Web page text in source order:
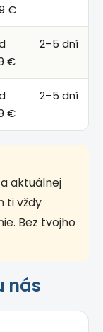
€
€
2–5 dní
€
2–5 dní
aktuálnej
ti vždy
Bez tvojho
nás